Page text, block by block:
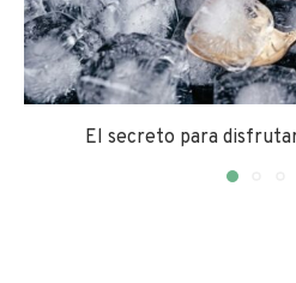
El secreto para